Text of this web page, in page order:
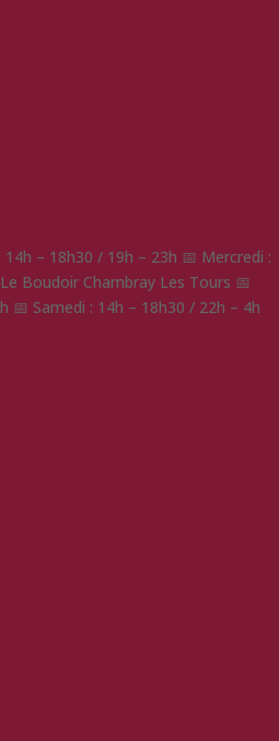
– 18h30 / 19h – 23h 📅 Mercredi :
Boudoir Chambray Les Tours 📅
📅 Samedi : 14h – 18h30 / 22h – 4h